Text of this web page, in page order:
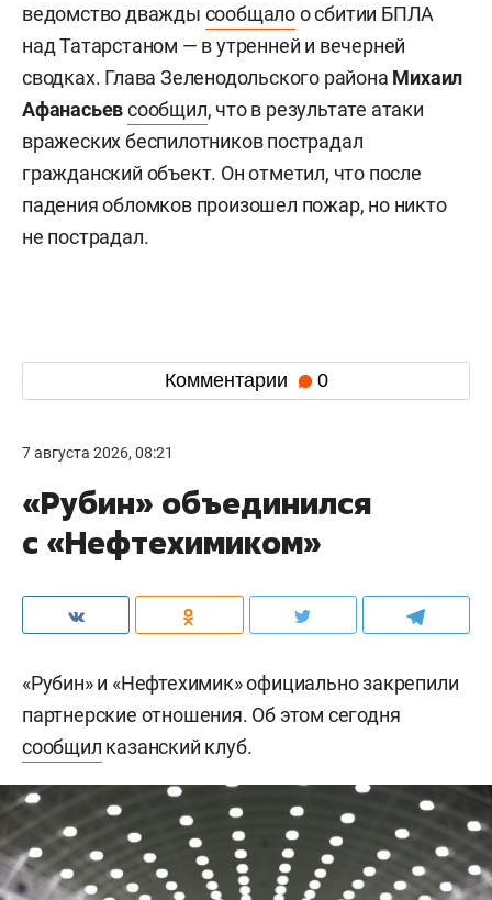
ведомство дважды сообщалоо сбитии БПЛА
над Татарстаном — в утренней и вечерней
сводках. Глава Зеленодольского района Михаил
Афанасьевсообщил, что в результате атаки
вражеских беспилотников пострадал
гражданский объект. Он отметил, что после
падения обломков произошел пожар, но никто
не пострадал.
Комментарии 0
7 августа 2026, 08:21
«Рубин» объединился
с «Нефтехимиком»
«Рубин» и «Нефтехимик» официально закрепили
партнерские отношения. Об этом сегодня
сообщил казанский клуб.